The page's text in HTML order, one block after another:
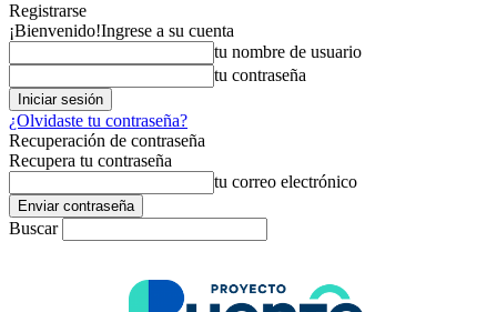
Registrarse
¡Bienvenido!Ingrese a su cuenta
tu nombre de usuario
tu contraseña
¿Olvidaste tu contraseña?
Recuperación de contraseña
Recupera tu contraseña
tu correo electrónico
Buscar